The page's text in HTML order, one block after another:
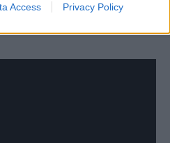
Access Privacy Policy